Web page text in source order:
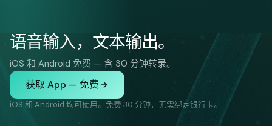
语音输入，文本输出。
iOS 和 Android 免费 — 含 30 分钟转录。
获取 App — 免费
iOS 和 Android 均可使用。免费 30 分钟，无需绑定银行卡。